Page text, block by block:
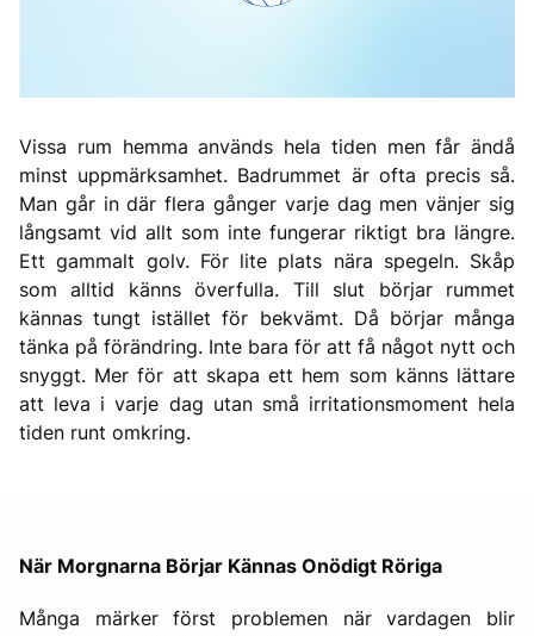
Vissa rum hemma används hela tiden men får ändå
minst uppmärksamhet. Badrummet är ofta precis så.
Man går in där flera gånger varje dag men vänjer sig
långsamt vid allt som inte fungerar riktigt bra längre.
Ett gammalt golv. För lite plats nära spegeln. Skåp
som alltid känns överfulla. Till slut börjar rummet
kännas tungt istället för bekvämt. Då börjar många
tänka på förändring. Inte bara för att få något nytt och
snyggt. Mer för att skapa ett hem som känns lättare
att leva i varje dag utan små irritationsmoment hela
tiden runt omkring.
När Morgnarna Börjar Kännas Onödigt Röriga
Många märker först problemen när vardagen blir